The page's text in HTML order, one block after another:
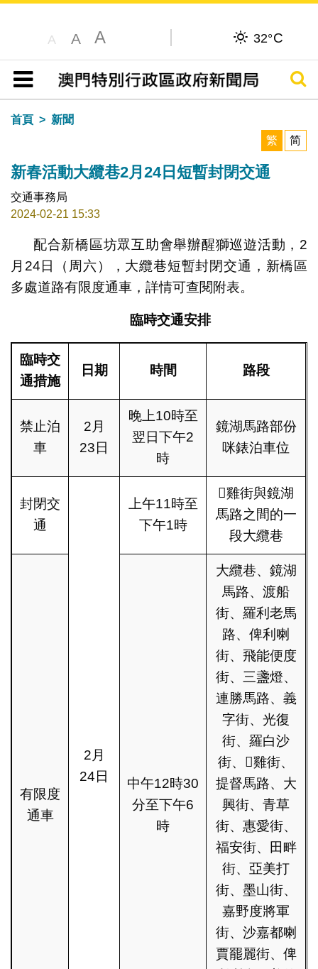
A A A 32°C
目錄
搜尋
首頁
新聞
繁
简
新春活動大纜巷2月24日短暫封閉交通
交通事務局
2024-02-21 15:33
配合新橋區坊眾互助會舉辦醒獅巡遊活動，2
月24日（周六），大纜巷短暫封閉交通，新橋區
多處道路有限度通車，詳情可查閱附表。
臨時交通安排
臨時交
通措施
日期 時間 路段
禁止泊
車
2月
23日
晚上10時至
翌日下午2
時
鏡湖馬路部份
咪錶泊車位
封閉交
通
2月
24日
上午11時至
下午1時
雞街與鏡湖
馬路之間的一
段大纜巷
有限度
通車
中午12時30
分至下午6
時
大纜巷、鏡湖
馬路、渡船
街、羅利老馬
路、俾利喇
街、飛能便度
街、三盞燈、
連勝馬路、義
字街、光復
街、羅白沙
街、雞街、
提督馬路、大
興街、青草
街、惠愛街、
福安街、田畔
街、亞美打
街、墨山街、
嘉野度將軍
街、沙嘉都喇
賈罷麗街、俾